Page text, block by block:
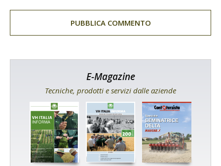
E-Magazine
Tecniche, prodotti e servizi dalle aziende